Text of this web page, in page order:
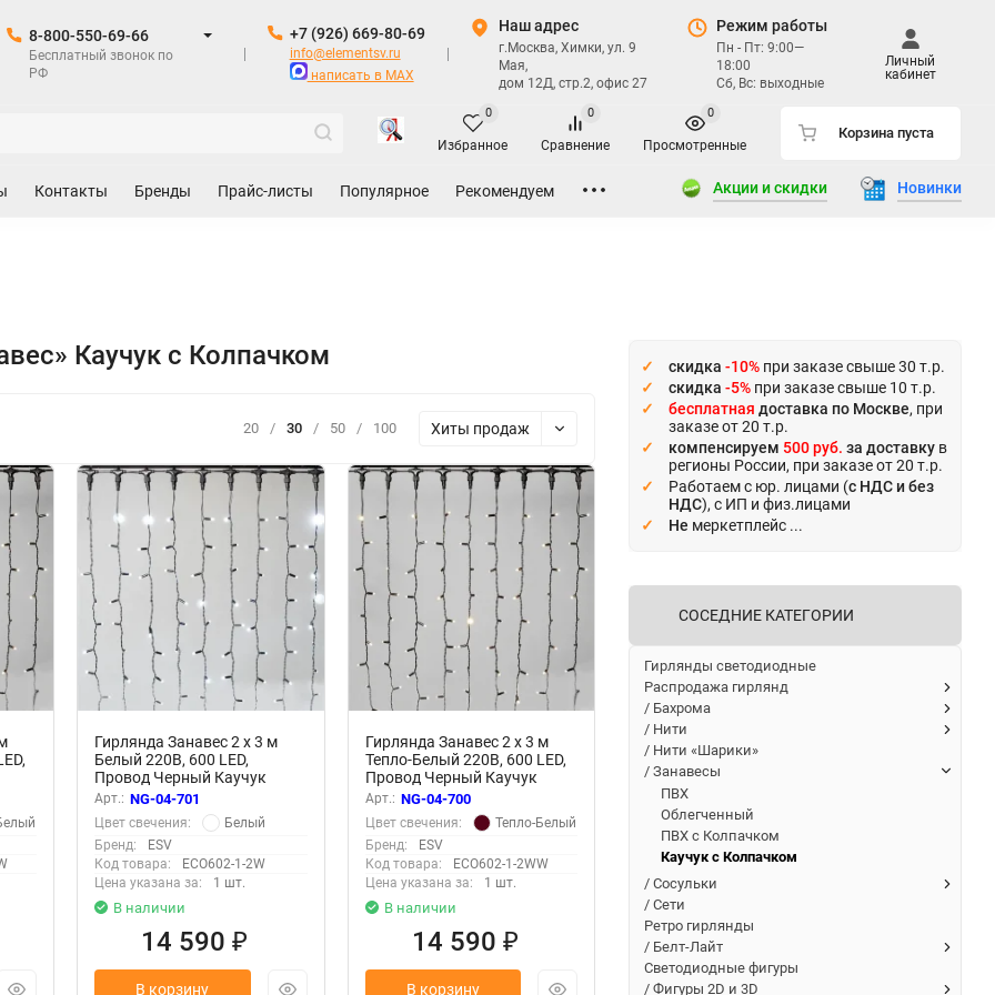
8-800-550-69-66
Бесплатный звонок по
РФ
+7 (926) 669-80-69
info@elementsv.ru
написать в MAX
Наш адрес
г.Москва, Химки, ул. 9
Мая,
дом 12Д, стр.2, офис 27
Режим работы
Пн - Пт: 9:00—
18:00
Сб, Вс: выходные
Личный
кабинет
Избранное
0
Сравнение
0
Просмотренные
0
Корзина пуста
Контакты Бренды Прайс-листы Популярное Рекомендуем Акции и скидки Новинки
Каучук с Колпачком
20 / 30 / 50 / 100 Хиты продаж
Гирлянда Занавес 2 x 3 м
Белый 220В, 600 LED,
Провод Черный Каучук
2,3мм, IP65
Арт.: NG-04-701
Цвет свечения:
Белый
Бренд:
ESV
Код товара:
ECO602-1-2W
Цена указана за:
1 шт.
В наличии
14 590₽
В корзину
Гирлянда Занавес 2 x 3 м
Тепло-Белый 220В, 600 LED,
Провод Черный Каучук
2,3мм, IP65
Арт.: NG-04-700
Цвет свечения:
Тепло-Белый
Бренд:
ESV
Код товара:
ECO602-1-2WW
Цена указана за:
1 шт.
В наличии
14 590 ₽
В корзину
скидка -10% при заказе свыше 30 т.р.
скидка -5% при заказе свыше 10 т.р.
бесплатная доставка по Москве, при
заказе от 20 т.р.
компенсируем 500 руб. за доставку в
регионы России, при заказе от 20 т.р.
Работаем с юр. лицами (с НДС и без
НДС), с ИП и физ.лицами
Не меркетплейс ...
СОСЕДНИЕ КАТЕГОРИИ
Гирлянды светодиодные
Распродажа гирлянд
/ Бахрома
/ Нити
/ Нити «Шарики»
/ Занавесы
ПВХ
Облегченный
ПВХ с Колпачком
Каучук с Колпачком
/ Сосульки
/ Сети
Ретро гирлянды
/ Белт-Лайт
Светодиодные фигуры
/ Фигуры 2D и 3D